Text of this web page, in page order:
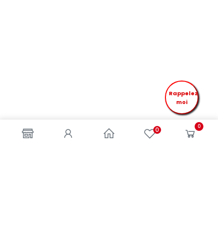
0 0
Rappelez
moi